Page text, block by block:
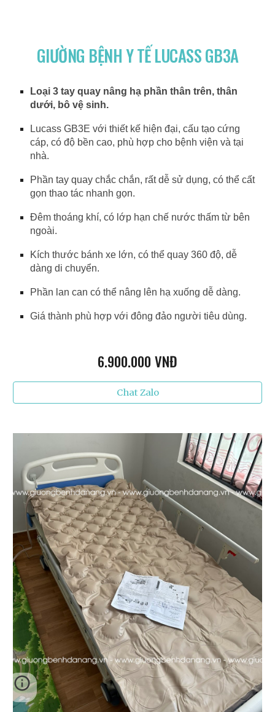
GIƯỜNG BỆNH Y TẾ LUCASS GB3A
Loại 3 tay quay nâng hạ phần thân trên, thân
dưới, bô vệ sinh.
Lucass GB3E với thiết kế hiện đại, cấu tạo cứng
cáp, có độ bền cao, phù hợp cho bệnh viện và tại
nhà.
Phần tay quay chắc chắn, rất dễ sử dụng, có thể cất
gọn thao tác nhanh gọn.
Đêm thoáng khí, có lớp hạn chế nước thấm từ bên
ngoài.
Kích thước bánh xe lớn, có thể quay 360 độ, dễ
dàng di chuyển.
Phần lan can có thể nâng lên hạ xuống dễ dàng.
Giá thành phù hợp với đông đảo người tiêu dùng.
6.900.000 VNĐ
Chat Zalo